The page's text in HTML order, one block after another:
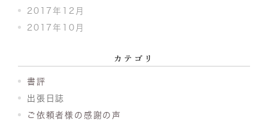
2017年12月
2017年10月
カテゴリ
書評
出張日誌
ご依頼者様の感謝の声